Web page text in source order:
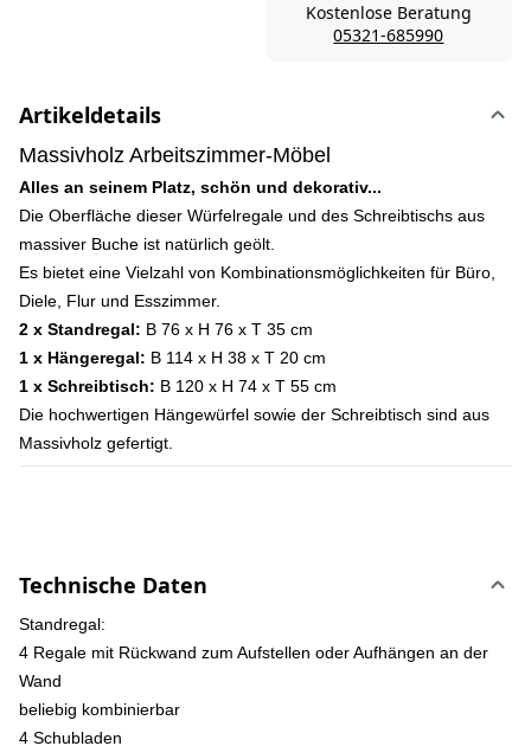
Kostenlose Beratung
05321-685990
Artikeldetails
Massivholz Arbeitszimmer-Möbel
Alles an seinem Platz, schön und dekorativ...
Die Oberfläche dieser Würfelregale und des Schreibtischs aus
massiver Buche ist natürlich geölt.
Es bietet eine Vielzahl von Kombinationsmöglichkeiten für Büro,
Diele, Flur und Esszimmer.
2 x Standregal: B 76 x H 76 x T 35 cm
1 x Hängeregal: B 114 x H 38 x T 20 cm
1 x Schreibtisch: B 120 x H 74 x T 55 cm
Die hochwertigen Hängewürfel sowie der Schreibtisch sind aus
Massivholz gefertigt.
Technische Daten
Standregal:
4 Regale mit Rückwand zum Aufstellen oder Aufhängen an der
Wand
beliebig kombinierbar
4 Schubladen